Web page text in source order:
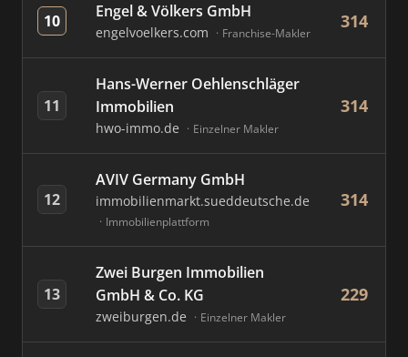
10 Engel & Völkers GmbH
engelvoelkers.com Franchise-Makler
314
11
Hans-Werner Oehlenschläger
Immobilien
hwo-immo.de Einzelner Makler
314
12
AVIV Germany GmbH
immobilienmarkt.sueddeutsche.de
Immobilienplattform
314
13
Zwei Burgen Immobilien
GmbH & Co. KG
zweiburgen.de Einzelner Makler
229